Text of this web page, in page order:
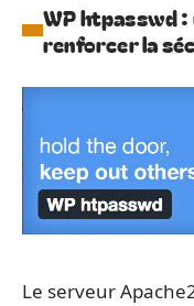
WP htpasswd :
renforcer la
Le serveur